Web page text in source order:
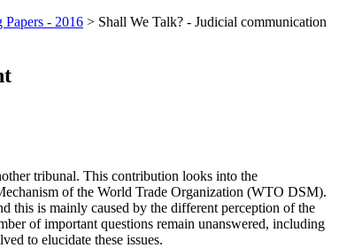
Papers - 2016 > Shall We Talk? - Judicial communication
tribunal. This contribution looks into the
of the World Trade Organization (WTO DSM).
this is mainly caused by the different perception of the
of important questions remain unanswered, including
to elucidate these issues.